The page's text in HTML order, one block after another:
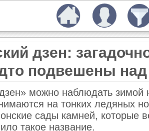
дзен:
подвешены
можно наблюдать
на тонких ледяных
сады камней, которые
такое название.